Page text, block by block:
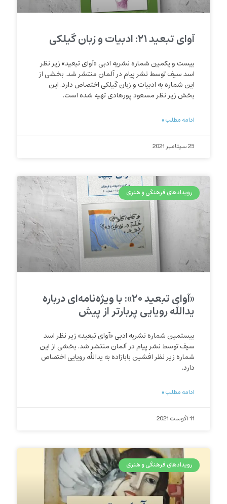
آوای تبعید ۲۱: ادبیات و زبان گیلکی
بیست و یکمین شماره نشریه ادبی «آوای تبعید» زیر نظر
اسد سیف توسط نشر پیام در آلمان منتشر شد. بخشی از
این شماره به ادبیات و زبان گیلکی اختصاص دارد. این
بخش زیر نظر مسعود پورهادی تهیه شده است.
ادامه مطلب »
25 سپتامبر 2021
رویدادهای فرهنگی و هنری
«آوای تبعید ۲۰»: با ویژه‌‌نامه‌ای درباره
یدالله رویایی پربارتر از پیش
بیستمین شماره نشریه ادبی «آوای تبعید» زیر نظر اسد
سیف توسط نشر پیام در آلمان منتشر شد. بخشی از این
شماره زیر نظر افشین بابازاده به یدالله رویایی اختصاص
دارد.
ادامه مطلب »
11 آگوست 2021
رویدادهای فرهنگی و هنری